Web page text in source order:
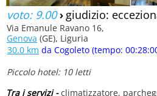
voto: 9.00› giudizio:
Via Emanule Ravano 16,
Genova (GE), Liguria
30.0 km da Cogoleto (tempo:
Piccolo hotel: 10 letti
Tra i servizi -climatizzatore,